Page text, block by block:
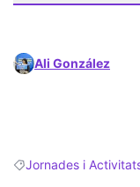
Ali González
Resultats en filtrar
Jornades i